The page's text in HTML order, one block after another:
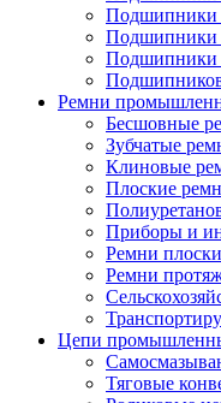
Подшипники
Ремни
Бесшовные
Зубчатые
Клиновые
Плоские
Приборы и
Ремни
Ремни
Цепи
Тяговые